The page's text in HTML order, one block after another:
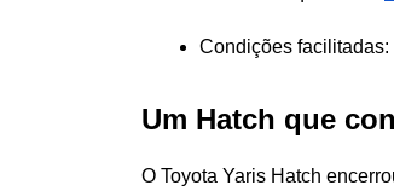
Condições
Um Hatch que
O Toyota Yaris Hatch